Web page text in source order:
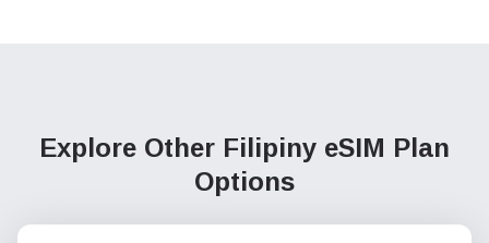
Explore Other Filipiny eSIM Plan
Options